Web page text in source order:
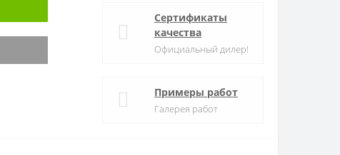
Сертификаты
качества
Официальный дилер!
Примеры работ
Галерея работ